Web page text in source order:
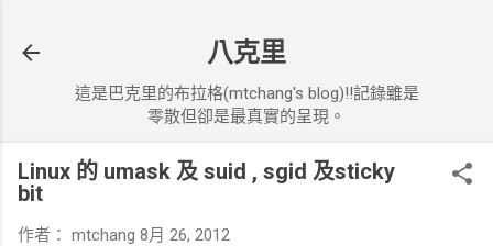
八克里
這是巴克里的布拉格(mtchang's blog)!!記錄雖是
零散但卻是最真實的呈現。
Linux 的 umask 及 suid , sgid 及sticky
bit
作者： mtchang 8月 26, 2012